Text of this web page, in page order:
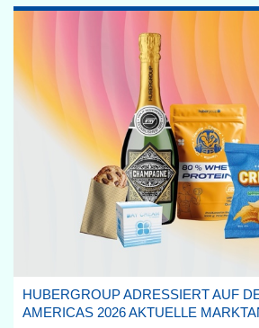
HUBERGROUP ADRESSIERT AUF
AMERICAS 2026 AKTUELLE